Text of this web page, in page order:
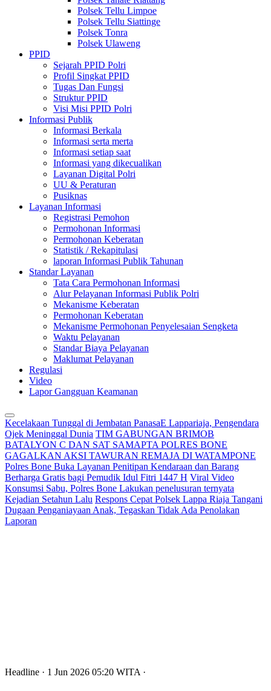
Polsek Tellu Limpoe
Polsek Tellu Siattinge
Polsek Tonra
Polsek Ulaweng
PPID
Sejarah PPID Polri
Profil Singkat PPID
Tugas Dan Fungsi
Struktur PPID
Visi Misi PPID Polri
Informasi Publik
Informasi Berkala
Informasi serta merta
Informasi setiap saat
Informasi yang dikecualikan
Layanan Digital Polri
UU & Peraturan
Pusiknas
Layanan Informasi
Registrasi Pemohon
Permohonan Informasi
Permohonan Keberatan
Statistik / Rekapitulasi
laporan Informasi Publik Tahunan
Standar Layanan
Tata Cara Permohonan Informasi
Alur Pelayanan Informasi Publik Polri
Mekanisme Keberatan
Permohonan Keberatan
Mekanisme Permohonan Penyelesaian Sengketa
Waktu Pelayanan
Standar Biaya Pelayanan
Maklumat Pelayanan
Regulasi
Video
Lapor Gangguan Keamanan
Kecelakaan Tunggal di Jembatan PanasaE Lappariaja, Pengendara
Ojek Meninggal Dunia TIM GABUNGAN BRIMOB
BATALYON C DAN SAT SAMAPTA POLRES BONE
GAGALKAN AKSI TAWURAN REMAJA DI WATAMPONE
Polres Bone Buka Layanan Penitipan Kendaraan dan Barang
Berharga Gratis bagi Pemudik Idul Fitri 1447 H Viral Video
Konsumsi Sabu, Polres Bone Lakukan penelusuran ternyata
Kejadian Setahun Lalu Respons Cepat Polsek Lappa Riaja Tangani
Dugaan Penganiayaan Anak, Tegaskan Tidak Ada Penolakan
Laporan
Headline · 1 Jun 2026 05:20 WITA ·